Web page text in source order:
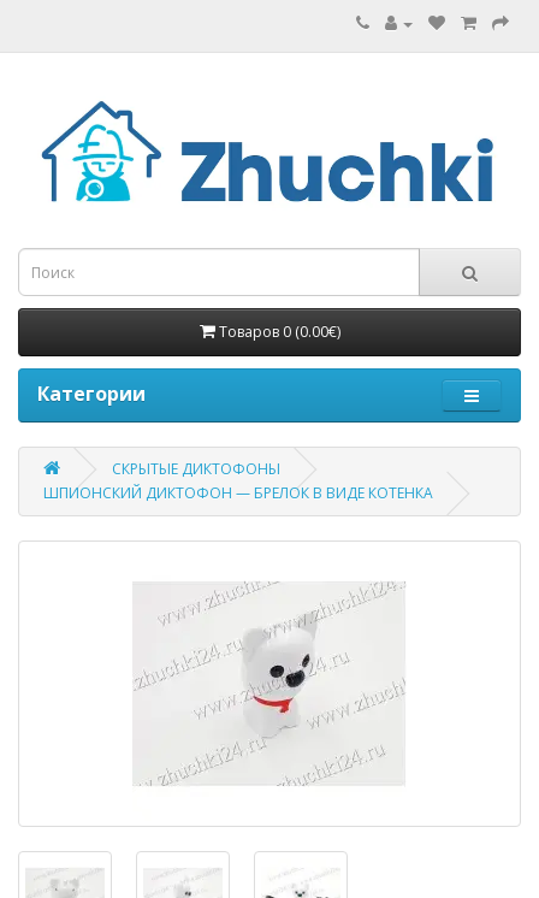
Товаров 0 (0.00€)
Категории
СКРЫТЫЕ ДИКТОФОНЫ
ШПИОНСКИЙ ДИКТОФОН — БРЕЛОК В ВИДЕ КОТЕНКА